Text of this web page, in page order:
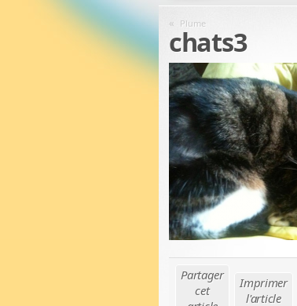
« Plume
chats3
Partager
cet
Imprimer
l'article